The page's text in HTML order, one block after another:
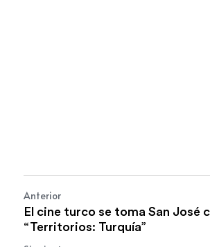
Anterior
El cine turco se toma San José
“Territorios: Turquía”